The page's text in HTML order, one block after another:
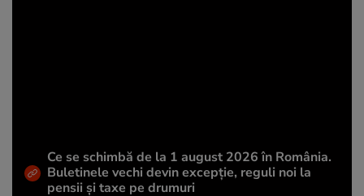
Ce se schimbă de la 1 august 2026 în România.
Buletinele vechi devin excepție, reguli noi la
pensii și taxe pe drumuri